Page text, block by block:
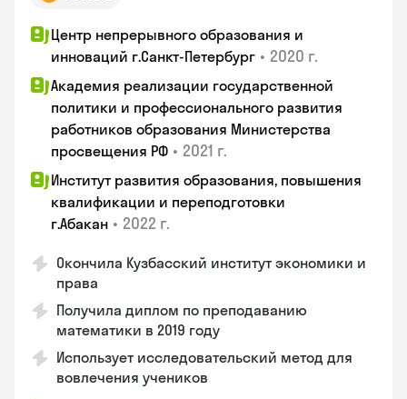
Центр непрерывного образования и
инноваций г.Санкт-Петербург • 2020 г.
Академия реализации государственной
политики и профессионального развития
работников образования Министерства
просвещения РФ • 2021 г.
Институт развития образования, повышения
квалификации и переподготовки
г.Абакан • 2022 г.
Окончила Кузбасский институт экономики и
права
Получила диплом по преподаванию
математики в 2019 году
Использует исследовательский метод для
вовлечения учеников